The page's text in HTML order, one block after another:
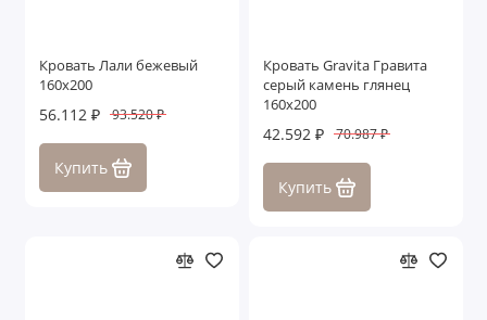
Кровать Лали бежевый
160х200
56.112 ₽ 93.520 ₽
Купить
Кровать Gravita Гравита
серый камень глянец
160х200
42.592 ₽ 70.987 ₽
Купить